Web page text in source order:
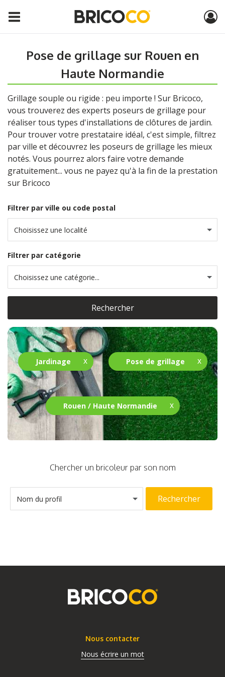
Jardinage Pose de grillage
Rouen / Haute Normandie
Pose de grillage sur Rouen en
Haute Normandie
Grillage souple ou rigide : peu importe ! Sur Bricoco,
vous trouverez des experts poseurs de grillage pour
réaliser tous types d'installations de clôtures de jardin.
Pour trouver votre prestataire idéal, c'est simple, filtrez
par ville et découvrez les poseurs de grillage les mieux
notés. Vous pourrez alors faire votre demande
gratuitement... vous ne payez qu'à la fin de la prestation
sur Bricoco
Filtrer par ville ou code postal
Choisissez une localité
Filtrer par catégorie
Choisissez une catégorie...
Rechercher
Chercher un bricoleur par son nom
Nom du profil Rechercher
Nous contacter
Nous écrire un mot